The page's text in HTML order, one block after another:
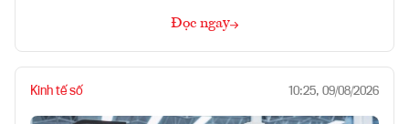
Đọc ngay
Kinh tế số 10:25, 09/08/2026